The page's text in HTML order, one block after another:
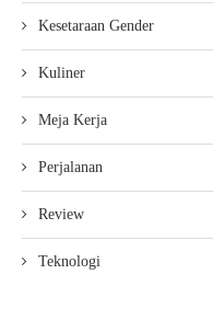
Kesetaraan Gender
Kuliner
Meja Kerja
Perjalanan
Review
Teknologi